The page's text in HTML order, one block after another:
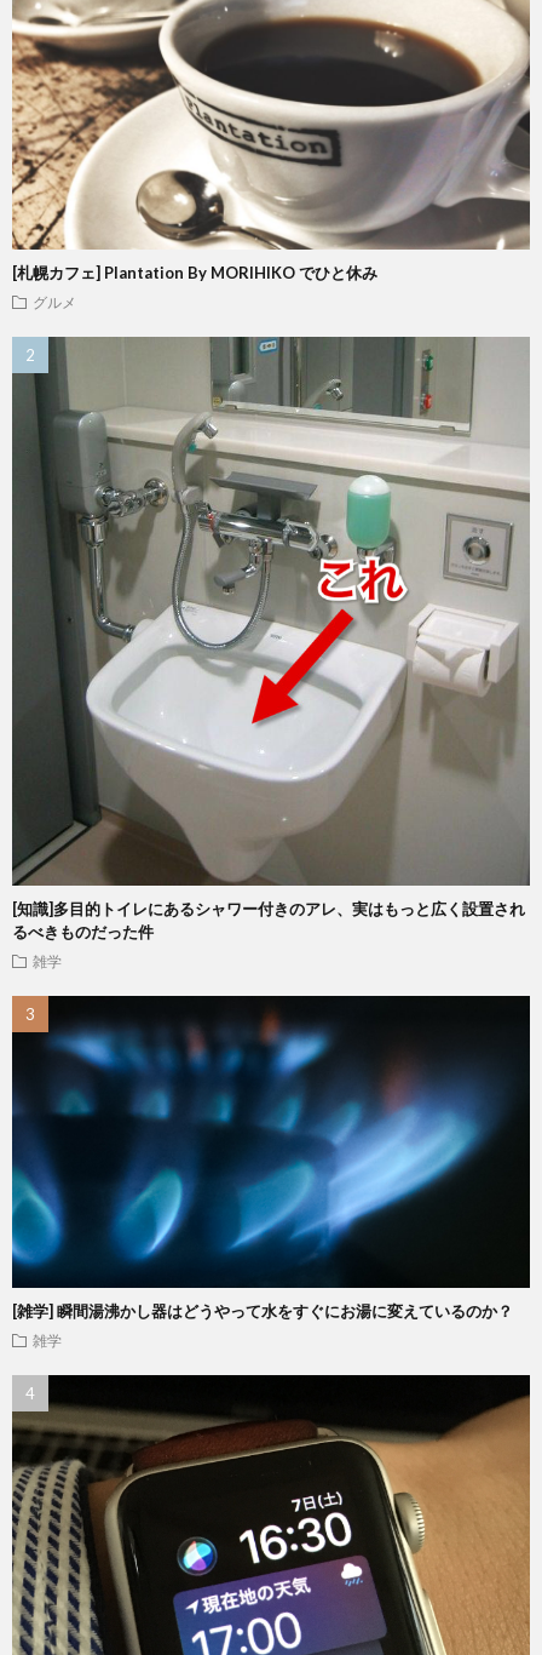
[札幌カフェ] Plantation By MORIHIKO でひと休み
グルメ
[知識]多目的トイレにあるシャワー付きのアレ、実はもっと広く設置され
るべきものだった件
雑学
[雑学] 瞬間湯沸かし器はどうやって水をすぐにお湯に変えているのか？
雑学